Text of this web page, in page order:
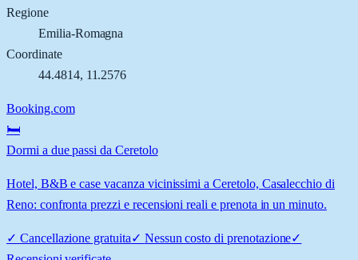
Regione
Emilia-Romagna
Coordinate
44.4814, 11.2576
Booking.com
🛏️
Dormi a due passi da Ceretolo
Hotel, B&B e case vacanza vicinissimi a Ceretolo, Casalecchio di
Reno: confronta prezzi e recensioni reali e prenota in un minuto.
✓ Cancellazione gratuita✓ Nessun costo di prenotazione✓